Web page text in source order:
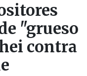
"grueso
contra